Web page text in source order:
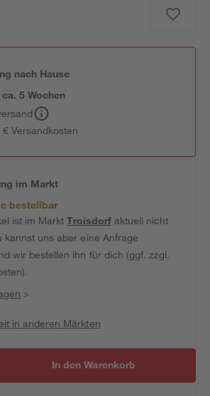
nach Hause
ca. 5 Wochen
Versandkosten
im Markt
bestellbar
ist im MarktTroisdorfaktuell nicht
kannst uns aber eine Anfrage
wir bestellen ihn für dich (ggf. zzgl.
>
in anderen Märkten
In den Warenkorb